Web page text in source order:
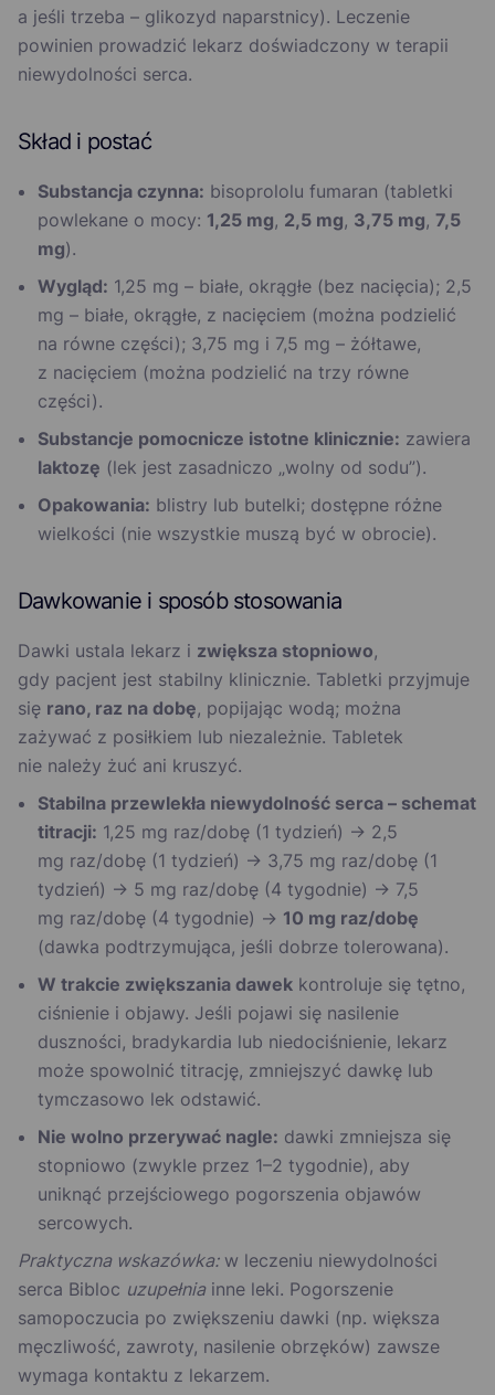
a jeśli trzeba – glikozyd naparstnicy). Leczenie
powinien prowadzić lekarz doświadczony w terapii
niewydolności serca.
Skład i postać
Substancja czynna: bisoprololu fumaran (tabletki
powlekane o mocy: 1,25 mg, 2,5 mg, 3,75 mg, 7,5
mg).
Wygląd: 1,25 mg – białe, okrągłe (bez nacięcia); 2,5
mg – białe, okrągłe, z nacięciem (można podzielić
na równe części); 3,75 mg i 7,5 mg – żółtawe,
z nacięciem (można podzielić na trzy równe
części).
Substancje pomocnicze istotne klinicznie: zawiera
laktozę (lek jest zasadniczo „wolny od sodu”).
Opakowania: blistry lub butelki; dostępne różne
wielkości (nie wszystkie muszą być w obrocie).
Dawkowanie i sposób stosowania
Dawki ustala lekarz i zwiększa stopniowo,
gdy pacjent jest stabilny klinicznie. Tabletki przyjmuje
się rano, raz na dobę, popijając wodą; można
zażywać z posiłkiem lub niezależnie. Tabletek
nie należy żuć ani kruszyć.
Stabilna przewlekła niewydolność serca – schemat
titracji: 1,25 mg raz/dobę (1 tydzień) → 2,5
mg raz/dobę (1 tydzień) → 3,75 mg raz/dobę (1
tydzień) → 5 mg raz/dobę (4 tygodnie) → 7,5
mg raz/dobę (4 tygodnie) → 10 mg raz/dobę
(dawka podtrzymująca, jeśli dobrze tolerowana).
W trakcie zwiększania dawek kontroluje się tętno,
ciśnienie i objawy. Jeśli pojawi się nasilenie
duszności, bradykardia lub niedociśnienie, lekarz
może spowolnić titrację, zmniejszyć dawkę lub
tymczasowo lek odstawić.
Nie wolno przerywać nagle: dawki zmniejsza się
stopniowo (zwykle przez 1–2 tygodnie), aby
uniknąć przejściowego pogorszenia objawów
sercowych.
Praktyczna wskazówka:w leczeniu niewydolności
serca Bibloc uzupełniainne leki. Pogorszenie
samopoczucia po zwiększeniu dawki (np. większa
męczliwość, zawroty, nasilenie obrzęków) zawsze
wymaga kontaktu z lekarzem.